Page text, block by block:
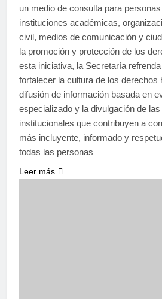
un medio de consulta para
instituciones académicas,
civil, medios de comunicación y
la promoción y protección de los
esta iniciativa, la Secretaría
fortalecer la cultura de los derechos
difusión de información basada en
especializado y la divulgación de
institucionales que contribuyen a
más incluyente, informado y
todas las personas
Leer más